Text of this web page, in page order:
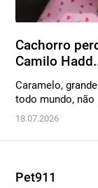
Cachorro
Camilo
Caramelo,
todo mundo, não
18.07.2026
Pet911